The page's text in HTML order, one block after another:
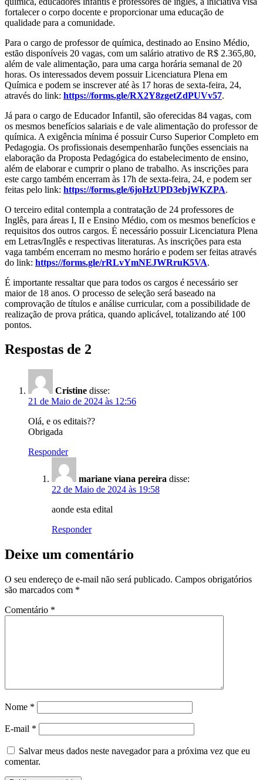
fortalecer o corpo docente e proporcionar uma educação de
qualidade para a comunidade.
Para o cargo de professor de química, destinado ao Ensino Médio,
estão disponíveis 20 vagas, com um salário atrativo de R$ 2.365,80,
além de vale alimentação, para uma carga horária semanal de 20
horas. Os interessados devem possuir Licenciatura Plena em
Química e podem se inscrever até às 17 horas de sexta-feira, 24,
através do link: https://forms.gle/RX2Y8zgetZdPUVv57.
Já para o cargo de Educador Infantil, são oferecidas 84 vagas, com
os mesmos benefícios salariais e de vale alimentação do professor de
química. A exigência mínima é possuir Curso Superior Completo em
Pedagogia. Os profissionais desempenharão funções essenciais na
elaboração da Proposta Pedagógica do estabelecimento de ensino,
além de elaborar e cumprir o plano de trabalho. As inscrições para
este cargo também encerram às 17h de sexta-feira, 24, e podem ser
feitas pelo link: https://forms.gle/6joHzUPD3ebjWKZPA.
O terceiro edital contempla a contratação de 24 professores de
Inglês, para áreas I, II e Ensino Médio, com os mesmos benefícios e
requisitos dos outros cargos. É necessário possuir Licenciatura Plena
em Letras/Inglês e respectivas literaturas. As inscrições para esta
vaga também encerram no mesmo horário e podem ser feitas através
do link: https://forms.gle/rRLvYmNEJWRruK5VA.
É importante ressaltar que para todos os cargos é necessário ser
maior de 18 anos. O processo de seleção será baseado na
comprovação de títulos e análise curricular, com a possibilidade de
realização de prova prática, quando aplicável, totalizando até 100
pontos.
Respostas de 2
Cristine disse:
21 de Maio de 2024 às 12:56
Olá, e os editais??
Obrigada
Responder
mariane viana pereira disse:
22 de Maio de 2024 às 19:58
aonde esta edital
Responder
Deixe um comentário
O seu endereço de e-mail não será publicado. Campos obrigatórios
são marcados com *
Comentário *
Nome *
E-mail *
Salvar meus dados neste navegador para a próxima vez que eu
comentar.